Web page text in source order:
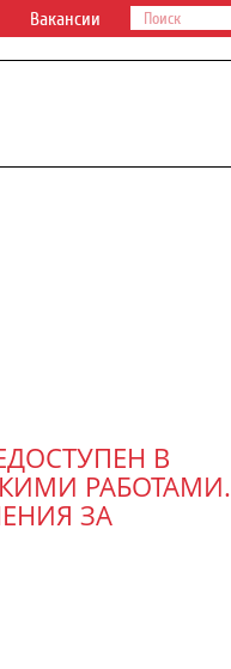
Вакансии
В
РАБОТАМИ.
ЗА